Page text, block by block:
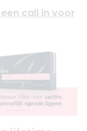
een call in voor